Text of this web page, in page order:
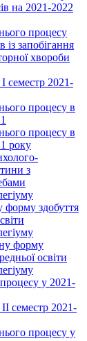
на 2021-2022
процесу
із запобігання
хвороби
семестр 2021-
процесу в
процесу в
року
з
здобуття
форму
освіти
у 2021-
семестр 2021-
процесу у